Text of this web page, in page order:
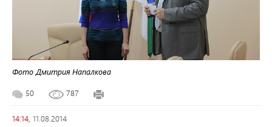
Фото Дмитрия Напалкова
50 787
14:14, 11.08.2014